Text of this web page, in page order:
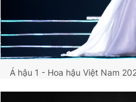
Á hậu 1 - Hoa hậu Việt Nam